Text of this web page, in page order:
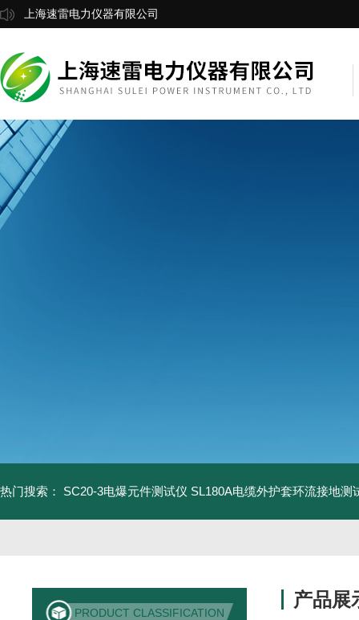
上海速雷电力仪器有限公司
热门搜索： SC20-3电爆元件测试仪 SL180A电缆外护套环流接地测
PRODUCT CLASSIFICATION
产品展